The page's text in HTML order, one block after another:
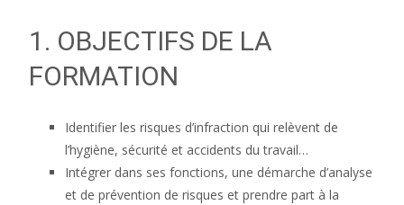
1. OBJECTIFS DE LA
FORMATION
Identifier les risques d’infraction qui relèvent de
l’hygiène, sécurité et accidents du travail…
Intégrer dans ses fonctions, une démarche d’analyse
et de prévention de risques et prendre part à la